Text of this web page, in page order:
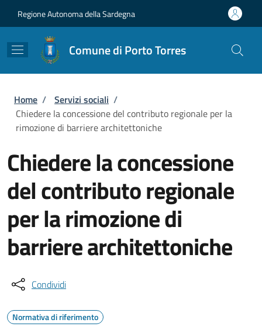
Regione Autonoma della Sardegna
Comune di Porto Torres
Briciole di pane
Home / Servizi sociali /
Chiedere la concessione del contributo regionale per la
rimozione di barriere architettoniche
Chiedere la concessione
del contributo regionale
per la rimozione di
barriere architettoniche
Condividi
Normativa di riferimento